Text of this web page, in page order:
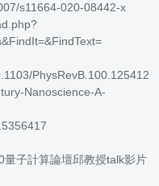
s11664-020-08442-x
PhysRevB.100.125412
Nanoscience-A-
子計算論壇邱教授talk影片